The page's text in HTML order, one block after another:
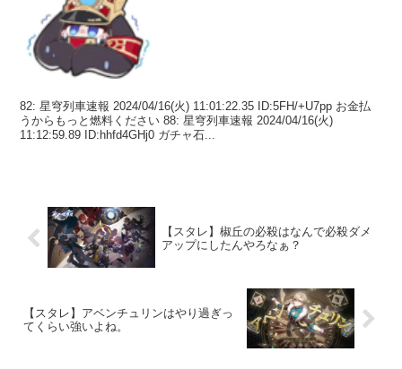
82: 星穹列車速報 2024/04/16(火) 11:01:22.35 ID:5FH/+U7pp お金払
うからもっと燃料ください 88: 星穹列車速報 2024/04/16(火)
11:12:59.89 ID:hhfd4GHj0 ガチャ石...
【スタレ】椒丘の必殺はなんで必殺ダメ
アップにしたんやろなぁ？
【スタレ】アベンチュリンはやり過ぎっ
てくらい強いよね。